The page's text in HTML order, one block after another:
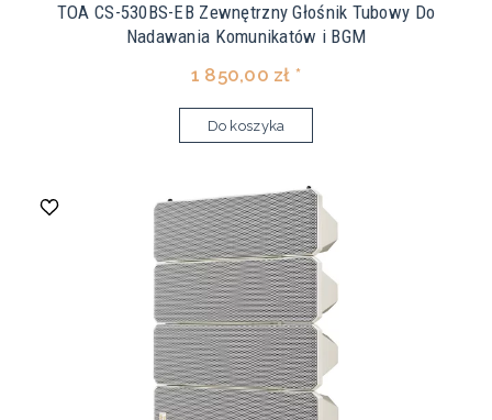
TOA CS-530BS-EB Zewnętrzny Głośnik Tubowy Do
Nadawania Komunikatów i BGM
1 850,00 zł *
Do koszyka